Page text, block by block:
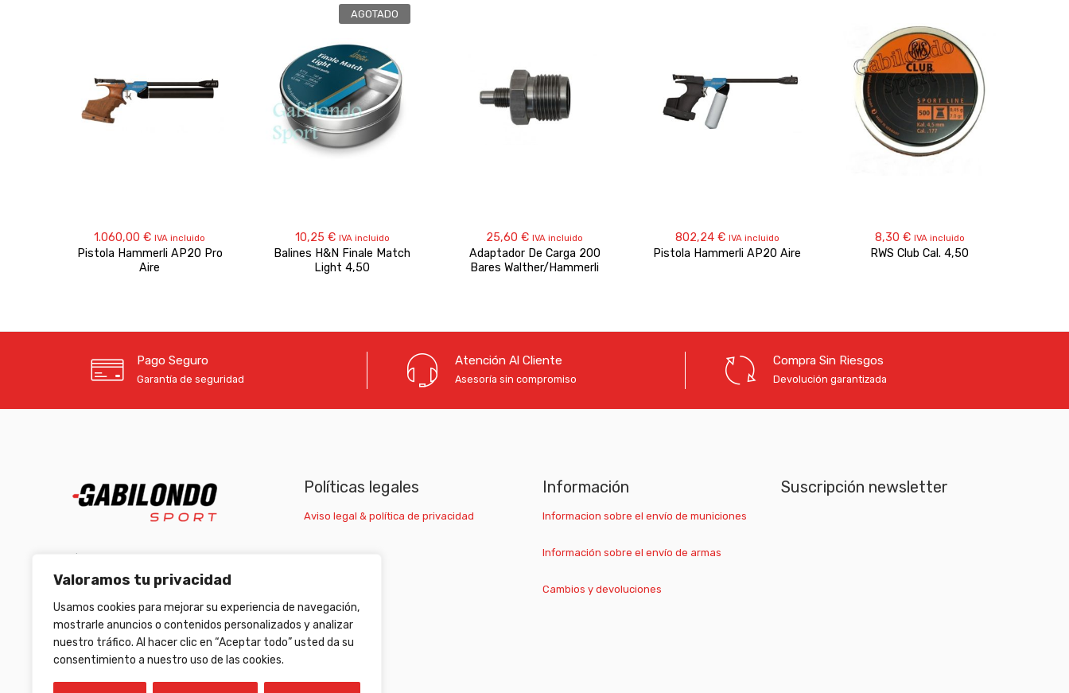
Valoramos tu privacidad
Usamos cookies para mejorar su experiencia de navegación,
mostrarle anuncios o contenidos personalizados y analizar
nuestro tráfico. Al hacer clic en “Aceptar todo” usted da su
consentimiento a nuestro uso de las cookies.
1.060,00 € IVA incluido
Pistola Hammerli AP20 Pro
Aire
AGOTADO
10,25 € IVA incluido
Balines H&N Finale Match
Light 4,50
25,60 € IVA incluido
Adaptador De Carga 200
Bares Walther/Hammerli
802,24 € IVA incluido
Pistola Hammerli AP20 Aire
8,30 € IVA incluido
RWS Club Cal. 4,50
Pago Seguro
Garantía de seguridad
Atención Al Cliente
Asesoría sin compromiso
Compra Sin Riesgos
Devolución garantizada
(+34) 963 511 653 /(+34) 633 472 653
armeriagabilondo@gabilondosport.com
Políticas legales
Aviso legal & política de privacidad
Información
Informacion sobre el envío de municiones
Información sobre el envío de armas
Cambios y devoluciones
Suscripción newsletter